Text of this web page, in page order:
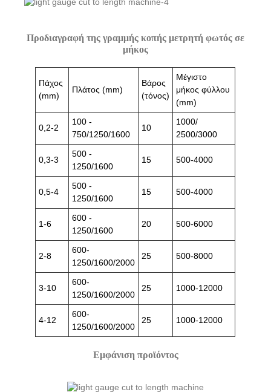
Προδιαγραφή της γραμμής κοπής μετρητή φωτός σε
μήκος
Πάχος
(mm)
Πλάτος (mm)
Βάρος
(τόνος)
Μέγιστο
μήκος φύλλου
(mm)
0,2-2
100 -
750/1250/1600
10
1000/
2500/3000
0,3-3
500 -
1250/1600
15 500-4000
0,5-4
500 -
1250/1600
15 500-4000
1-6
600 -
1250/1600
20 500-6000
2-8
600-
1250/1600/2000
25 500-8000
3-10
600-
1250/1600/2000
25 1000-12000
4-12
600-
1250/1600/2000
25 1000-12000
Εμφάνιση προϊόντος